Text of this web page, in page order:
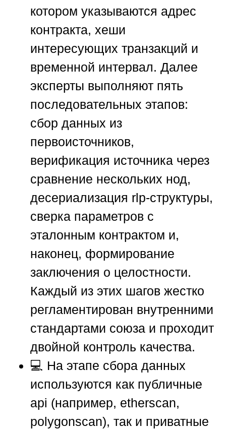
котором указываются адрес
контракта, хеши
интересующих транзакций и
временной интервал. Далее
эксперты выполняют пять
последовательных этапов:
сбор данных из
первоисточников,
верификация источника через
сравнение нескольких нод,
десериализация rlp-структуры,
сверка параметров с
эталонным контрактом и,
наконец, формирование
заключения о целостности.
Каждый из этих шагов жестко
регламентирован внутренними
стандартами союза и проходит
двойной контроль качества.
💻 На этапе сбора данных
используются как публичные
api (например, etherscan,
polygonscan), так и приватные